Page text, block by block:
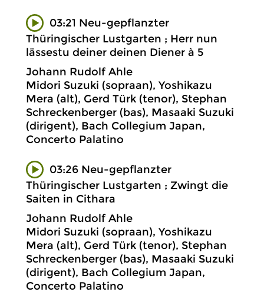
03:21 Neu-gepflanzter
Thüringischer Lustgarten ; Herr nun
lässestu deiner deinen Diener à 5
Johann Rudolf Ahle
Midori Suzuki (sopraan), Yoshikazu
Mera (alt), Gerd Türk (tenor), Stephan
Schreckenberger (bas), Masaaki Suzuki
(dirigent), Bach Collegium Japan,
Concerto Palatino
03:26 Neu-gepflanzter
Thüringischer Lustgarten ; Zwingt die
Saiten in Cithara
Johann Rudolf Ahle
Midori Suzuki (sopraan), Yoshikazu
Mera (alt), Gerd Türk (tenor), Stephan
Schreckenberger (bas), Masaaki Suzuki
(dirigent), Bach Collegium Japan,
Concerto Palatino